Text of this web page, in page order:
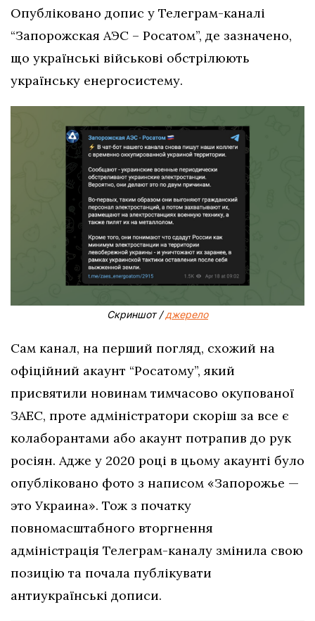
Опубліковано допис у Телеграм-каналі
“Запорожская АЭС – Росатом”, де зазначено,
що українські військові обстрілюють
українську енергосистему.
Скриншот /джерело
Сам канал, на перший погляд, схожий на
офіційний акаунт “Росатому”, який
присвятили новинам тимчасово окупованої
ЗАЕС, проте адміністратори скоріш за все є
колаборантами або акаунт потрапив до рук
росіян. Адже у 2020 році в цьому акаунті було
опубліковано фото з написом «Запорожье —
это Украина». Тож з початку
повномасштабного вторгнення
адміністрація Телеграм-каналу змінила свою
позицію та почала публікувати
антиукраїнські дописи.